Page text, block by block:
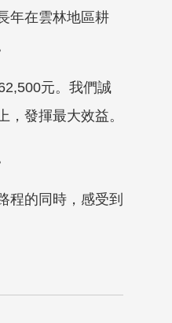
年在雲林地區耕
元。我們誠
發揮最大效益。
程的同時，感受到